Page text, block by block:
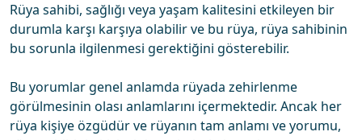
Rüya sahibi, sağlığı veya yaşam kalitesini etkileyen bir
durumla karşı karşıya olabilir ve bu rüya, rüya sahibinin
bu sorunla ilgilenmesi gerektiğini gösterebilir.
Bu yorumlar genel anlamda rüyada zehirlenme
görülmesinin olası anlamlarını içermektedir. Ancak her
rüya kişiye özgüdür ve rüyanın tam anlamı ve yorumu,